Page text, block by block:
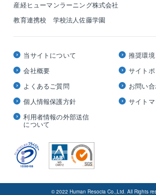
産経ヒューマンラーニング株式会社
教育連携校 学校法人佐藤学園
当サイトについて
会社概要
よくあるご質問
個人情報保護方針
利用者情報の外部送信
について
推奨環境
サイト
お問い
サイト
© 2022 Human Resocia Co.,Ltd. All Rights